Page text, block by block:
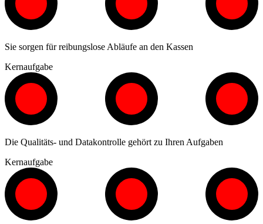
Sie sorgen für reibungslose Abläufe an den Kassen
Kernaufgabe
Die Qualitäts- und Datakontrolle gehört zu Ihren Aufgaben
Kernaufgabe